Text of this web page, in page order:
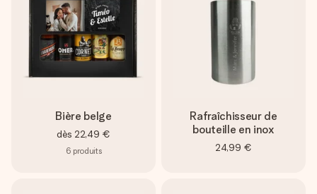
Bière belge
dès 22,49 €
6 produits
Rafraîchisseur de
bouteille en inox
24,99 €